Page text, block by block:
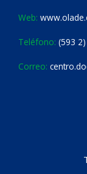
Web:
Teléfono: (593
Correo: